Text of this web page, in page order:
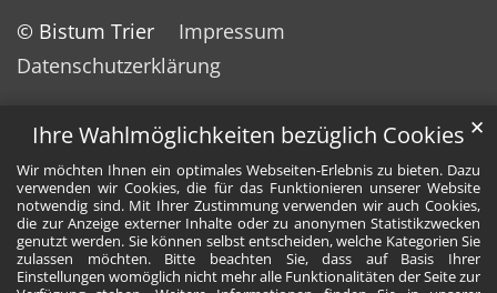
Ihre Wahlmöglichkeiten bezüglich Cookies
Wir möchten Ihnen ein optimales Webseiten-Erlebnis zu bieten. Dazu
verwenden wir Cookies, die für das Funktionieren unserer Website
notwendig sind. Mit Ihrer Zustimmung verwenden wir auch Cookies,
die zur Anzeige externer Inhalte oder zu anonymen Statistikzwecken
genutzt werden. Sie können selbst entscheiden, welche Kategorien Sie
zulassen möchten. Bitte beachten Sie, dass auf Basis Ihrer
Einstellungen womöglich nicht mehr alle Funktionalitäten der Seite zur
✕
© Bistum Trier
Impressum
Datenschutzerklärung